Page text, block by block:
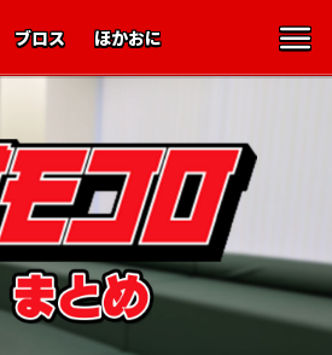
ブロス ほかおに